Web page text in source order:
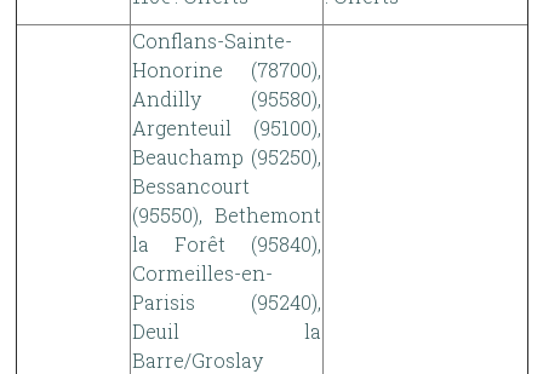
Conflans-Sainte-
Honorine (78700),
Andilly (95580),
Argenteuil (95100),
Beauchamp (95250),
Bessancourt
(95550), Bethemont
la Forêt (95840),
Cormeilles-en-
Parisis (95240),
Deuil la
Barre/Groslay